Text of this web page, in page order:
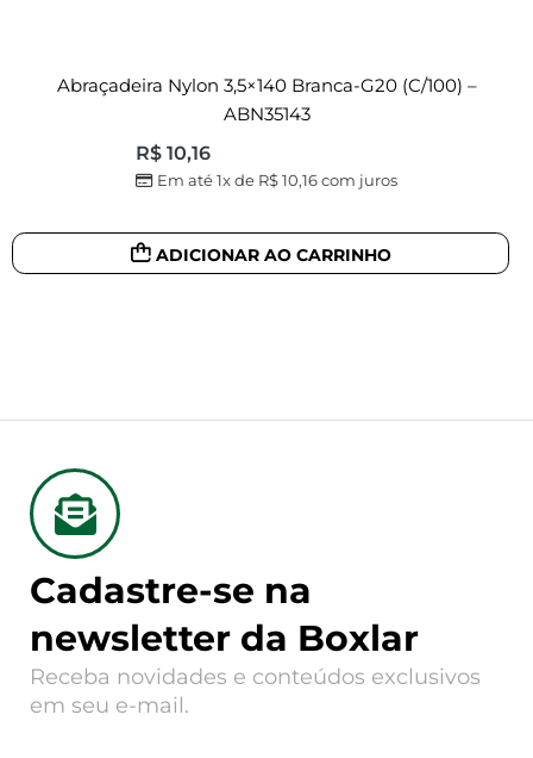
Abraçadeira Nylon 3,5×140 Branca-G20 (c/100) –
ABN35143
R$10,16
Em até 1x de R$10,16com juros
ADICIONAR AO CARRINHO
Cadastre-se na
newsletter da Boxlar
Receba novidades e conteúdos exclusivos
em seu e-mail.